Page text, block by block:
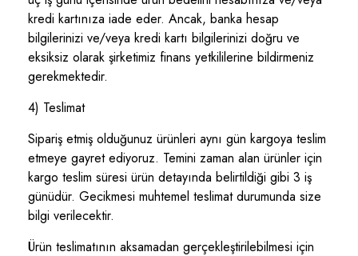
kredi kartınıza iade eder. Ancak, banka hesap
bilgilerinizi ve/veya kredi kartı bilgilerinizi doğru ve
eksiksiz olarak şirketimiz finans yetkililerine bildirmeniz
gerekmektedir.
4) Teslimat
Sipariş etmiş olduğunuz ürünleri aynı gün kargoya teslim
etmeye gayret ediyoruz. Temini zaman alan ürünler için
kargo teslim süresi ürün detayında belirtildiği gibi 3 iş
günüdür. Gecikmesi muhtemel teslimat durumunda size
bilgi verilecektir.
Ürün teslimatının aksamadan gerçekleştirilebilmesi için